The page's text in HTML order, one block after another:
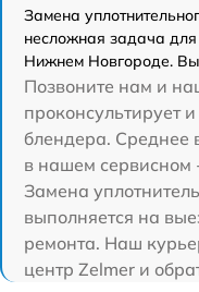
Замена
несложная задача
Нижнем Новгороде.
Позвоните нам и
проконсультирует
блендера. Среднее
в нашем сервисном
Замена
выполняется на
ремонта. Наш
центр Zelmer и